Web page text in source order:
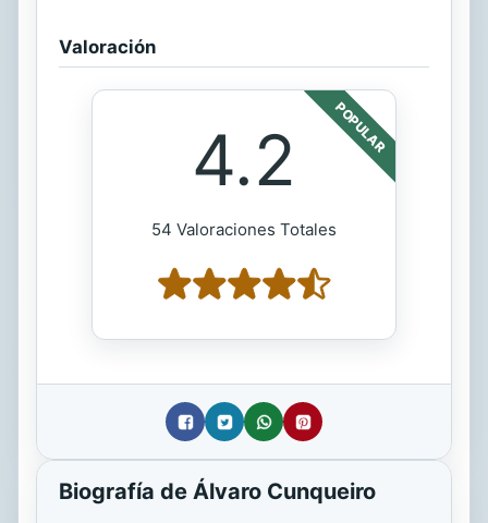
Valoración
POPULAR
4.2
54 Valoraciones Totales
Biografía de Álvaro Cunqueiro